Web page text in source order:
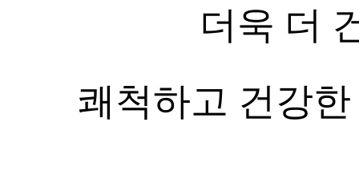
더욱 더
쾌척하고 건강